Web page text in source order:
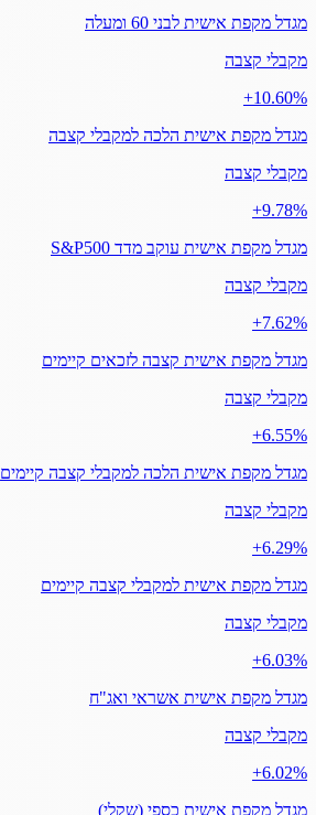
מגדל מקפת אישית לבני 60 ומעלה
מקבלי קצבה
‎+10.60%
מגדל מקפת אישית הלכה למקבלי קצבה
מקבלי קצבה
‎+9.78%
מגדל מקפת אישית עוקב מדד S&P500
מקבלי קצבה
‎+7.62%
מגדל מקפת אישית קצבה לזכאים קיימים
מקבלי קצבה
‎+6.55%
מגדל מקפת אישית הלכה למקבלי קצבה קיימים
מקבלי קצבה
‎+6.29%
מגדל מקפת אישית למקבלי קצבה קיימים
מקבלי קצבה
‎+6.03%
מגדל מקפת אישית אשראי ואג"ח
מקבלי קצבה
‎+6.02%
מגדל מקפת אישית כספי (שקלי)